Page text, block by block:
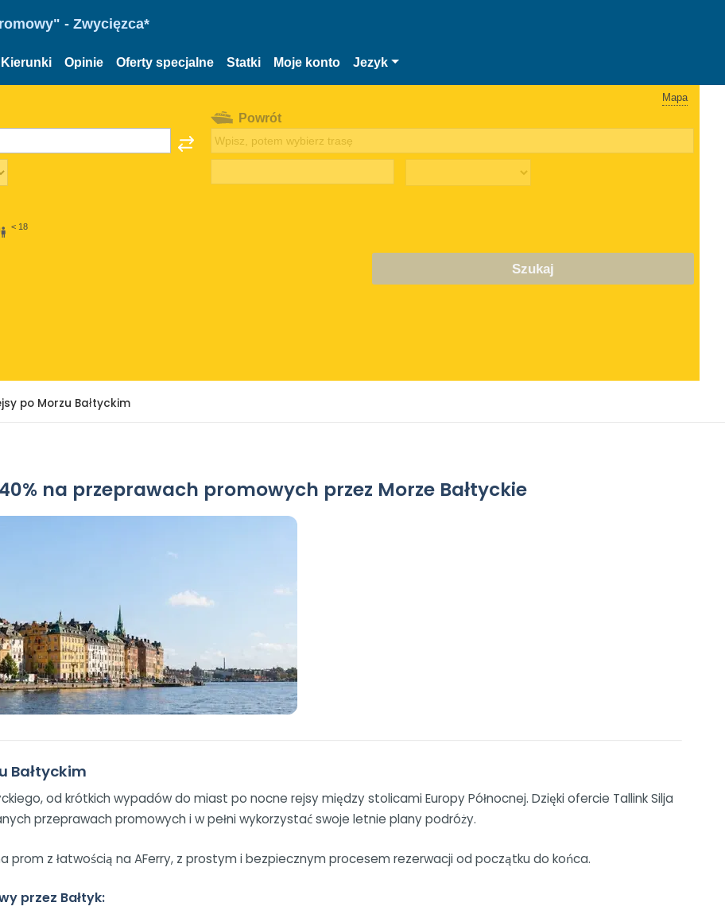
- Zwycięzca*
Kierunki Opinie Oferty specjalne Statki Moje konto Jezyk
Mapa
< 18
Powrót
Szukaj
po Morzu Bałtyckim
na przeprawach promowych przez Morze Bałtyckie
Bałtyckim
od krótkich wypadów do miast po nocne rejsy między stolicami Europy Północnej. Dzięki ofercie Tallink Silja
przeprawach promowych i w pełni wykorzystać swoje letnie plany podróży.
prom z łatwością na AFerry, z prostym i bezpiecznym procesem rezerwacji od początku do końca.
przez Bałtyk: